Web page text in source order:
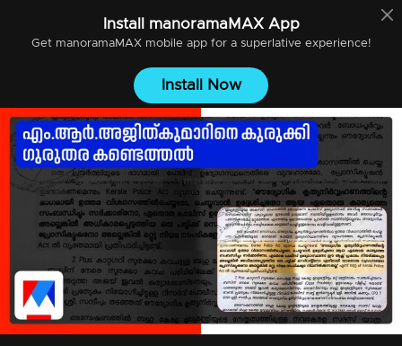
Install manoramaMAXApp
Get manoramaMAXmobile app for a superlative experience!
Install Now